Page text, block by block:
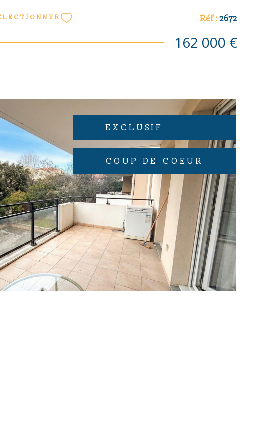
Géorisques http://www.georisques.gouv.fr - Contact : Eric
au 06-85-10-15-28
Réf : 2672
162 000 €
EXCLUSIF
COUP DE COEUR
VOIR LE BIEN